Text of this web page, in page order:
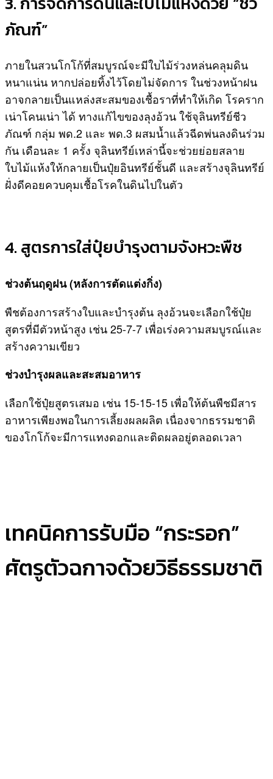
ภัณฑ์”
ภายในสวนโกโก้ที่สมบูรณ์จะมีใบไม้ร่วงหล่นคลุมดิน
หนาแน่น หากปล่อยทิ้งไว้โดยไม่จัดการ ในช่วงหน้าฝน
อาจกลายเป็นแหล่งสะสมของเชื้อราที่ทำให้เกิด โรคราก
เน่าโคนเน่า ได้ ทางแก้ไขของลุงอ้วน ใช้จุลินทรีย์ชีว
ภัณฑ์ กลุ่ม พด.2 และ พด.3 ผสมน้ำแล้วฉีดพ่นลงดินร่วม
กัน เดือนละ 1 ครั้ง จุลินทรีย์เหล่านี้จะช่วยย่อยสลาย
ใบไม้แห้งให้กลายเป็นปุ๋ยอินทรีย์ชั้นดี และสร้างจุลินทรีย์
ฝั่งดีคอยควบคุมเชื้อโรคในดินไปในตัว
4. สูตรการใส่ปุ๋ยบำรุงตามจังหวะพืช
ช่วงต้นฤดูฝน (หลังการตัดแต่งกิ่ง)
พืชต้องการสร้างใบและบำรุงต้น ลุงอ้วนจะเลือกใช้ปุ๋ย
สูตรที่มีตัวหน้าสูง เช่น 25-7-7 เพื่อเร่งความสมบูรณ์และ
สร้างความเขียว
ช่วงบำรุงผลและสะสมอาหาร
เลือกใช้ปุ๋ยสูตรเสมอ เช่น 15-15-15 เพื่อให้ต้นพืชมีสาร
อาหารเพียงพอในการเลี้ยงผลผลิต เนื่องจากธรรมชาติ
ของโกโก้จะมีการแทงดอกและติดผลอยู่ตลอดเวลา
เทคนิคการรับมือ “กระรอก”
ศัตรูตัวฉกาจด้วยวิธีธรรมชาติ